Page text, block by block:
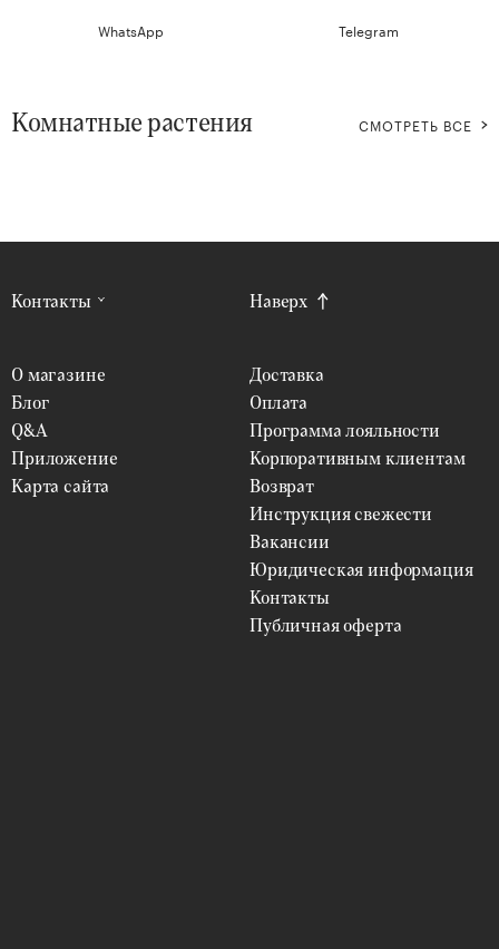
WhatsApp Telegram
Комнатные растения СМОТРЕТЬ ВСЕ
Контакты
О магазине
Блог
Q&A
Приложение
Карта сайта
Доставка
Оплата
Программа лояльности
Корпоративным клиентам
Возврат
Инструкция свежести
Вакансии
Юридическая информация
Контакты
Публичная оферта
Наверх